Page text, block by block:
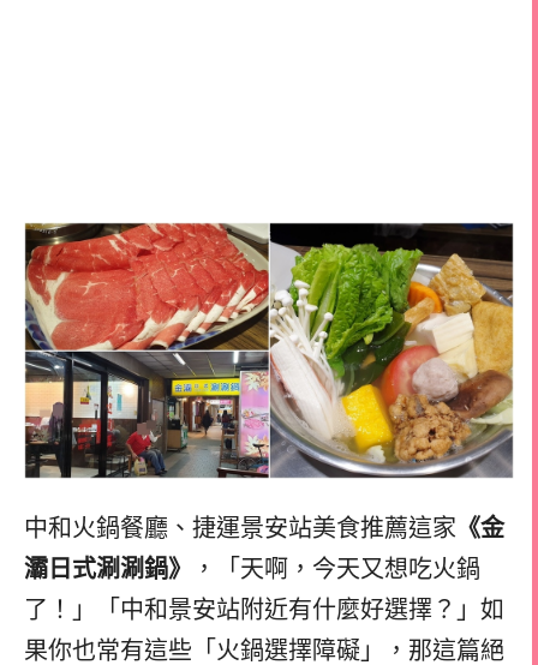
中和火鍋餐廳、捷運景安站美食推薦這家 《金
灞日式涮涮鍋》
，「天啊，今天又想吃火鍋
了！」「中和景安站附近有什麼好選擇？」如
果你也常有這些「火鍋選擇障礙」，那這篇絕